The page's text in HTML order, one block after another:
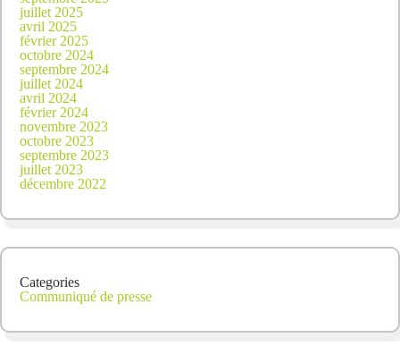
juillet 2025
avril 2025
février 2025
octobre 2024
septembre 2024
juillet 2024
avril 2024
février 2024
novembre 2023
octobre 2023
septembre 2023
juillet 2023
décembre 2022
Categories
Communiqué de presse